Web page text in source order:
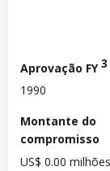
Aprovação FY3
1990
Montante do
compromisso
US$ 0.00 milhões